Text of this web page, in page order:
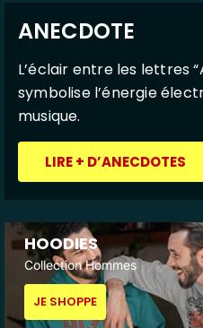
ANECDOTE
L’éclair entre les lettres
symbolise l’énergie
musique.
LIRE + D’ANECDOTES
HOODIES
Collection Hommes
JE SHOPPE